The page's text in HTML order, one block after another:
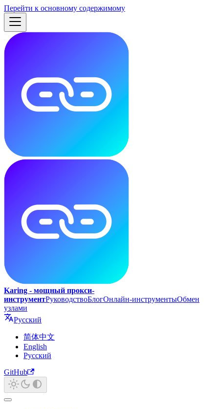
Перейти к основному содержимому
Karing - мощный прокси-
инструментРуководствоБлогОнлайн-инструментыОбмен
узлами
Русский
简体中文
English
Русский
GitHub